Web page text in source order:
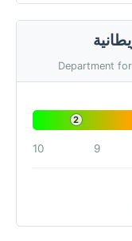
Department
2
9
10